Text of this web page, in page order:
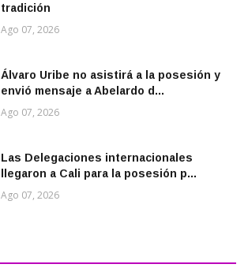
tradición
Ago 07, 2026
Álvaro Uribe no asistirá a la posesión y
envió mensaje a Abelardo d...
Ago 07, 2026
Las Delegaciones internacionales
llegaron a Cali para la posesión p...
Ago 07, 2026